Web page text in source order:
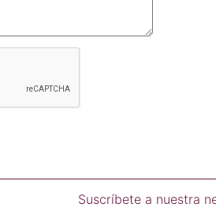
Suscríbete a nuestra